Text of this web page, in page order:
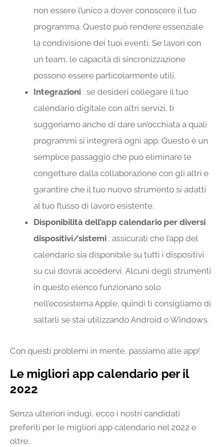
non essere l’unico a dover conoscere il tuo
programma. Questo può rendere essenziale
la condivisione dei tuoi eventi. Se lavori con
un team, le capacità di sincronizzazione
possono essere particolarmente utili.
Integrazioni : se desideri collegare il tuo
calendario digitale con altri servizi, ti
suggeriamo anche di dare un’occhiata a quali
programmi si integrerà ogni app. Questo è un
semplice passaggio che può eliminare le
congetture dalla collaborazione con gli altri e
garantire che il tuo nuovo strumento si adatti
al tuo flusso di lavoro esistente.
Disponibilità dell’app calendario per diversi
dispositivi/sistemi : assicurati che l’app del
calendario sia disponibile su tutti i dispositivi
su cui dovrai accedervi. Alcuni degli strumenti
in questo elenco funzionano solo
nell’ecosistema Apple, quindi ti consigliamo di
saltarli se stai utilizzando Android o Windows.
Con questi problemi in mente, passiamo alle app!
Le migliori app calendario per il
2022
Senza ulteriori indugi, ecco i nostri candidati
preferiti per le migliori app calendario nel 2022 e
oltre.